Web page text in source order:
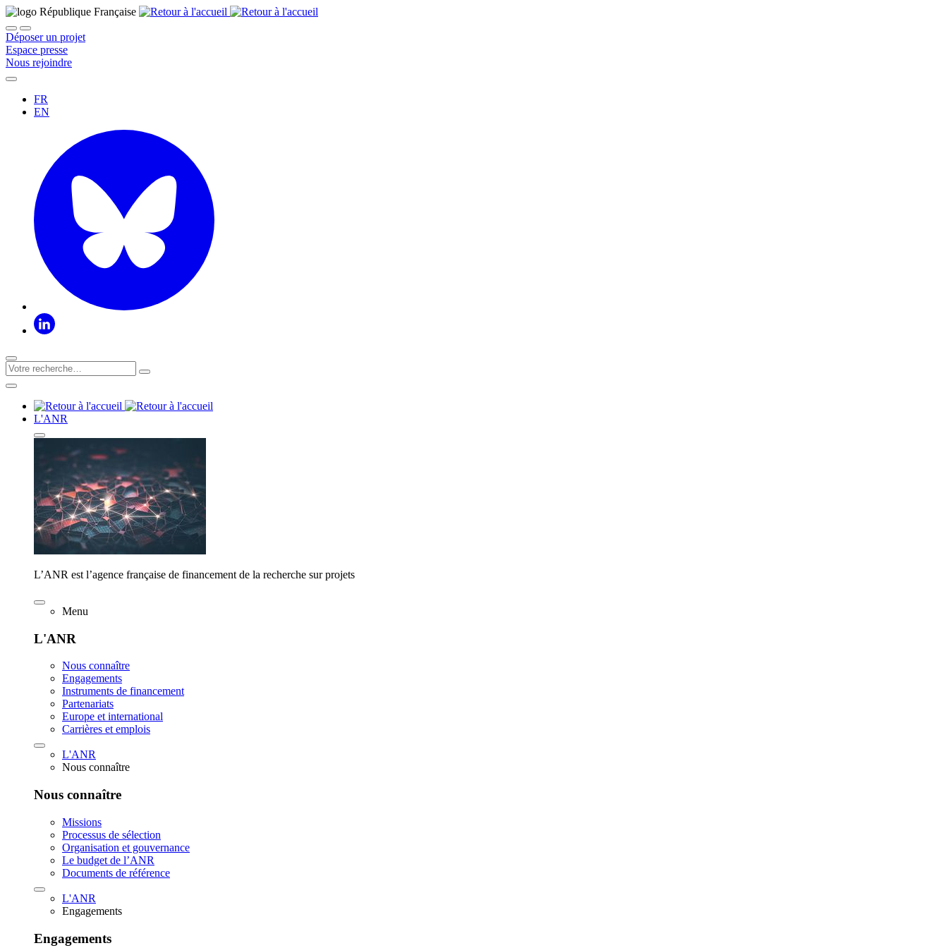
Déposer un projet
Espace presse
Nous rejoindre
FR
EN
L'ANR
L’ANR est l’agence française de financement de la recherche sur projets
Menu
L'ANR
Nous connaître
Engagements
Instruments de financement
Partenariats
Europe et international
Carrières et emplois
L'ANR
Nous connaître
Nous connaître
Missions
Processus de sélection
Organisation et gouvernance
Le budget de l’ANR
Documents de référence
L'ANR
Engagements
Engagements